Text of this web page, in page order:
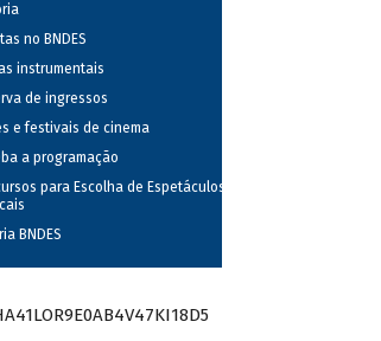
no BNDES
instrumentais
de ingressos
e festivais de cinema
a programação
para Escolha de Espetáculos
BNDES